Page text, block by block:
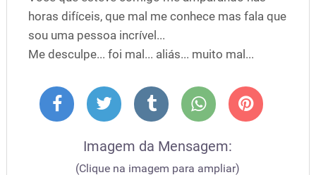
horas difíceis, que mal me conhece mas fala que
sou uma pessoa incrível...
Me desculpe... foi mal... aliás... muito mal...
Imagem da Mensagem:
(Clique na imagem para ampliar)